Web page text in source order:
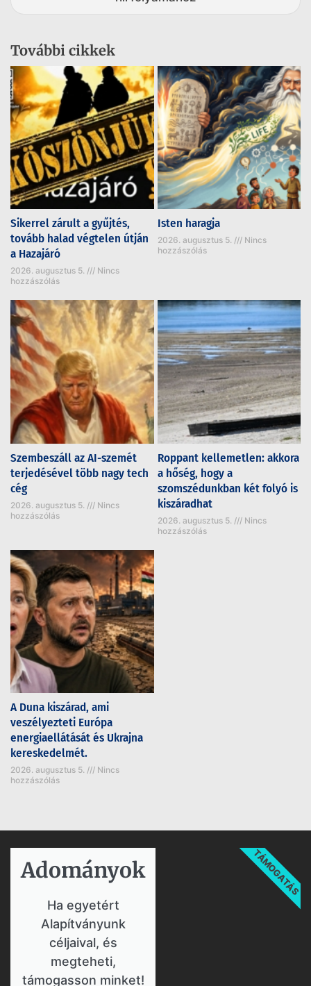
További cikkek
Sikerrel zárult a gyűjtés,
tovább halad végtelen útján
a Hazajáró
2026. augusztus 5.
Nincs
hozzászólás
Isten haragja
2026. augusztus 5.
Nincs
hozzászólás
Szembeszáll az AI-szemét
terjedésével több nagy tech
cég
2026. augusztus 5.
Nincs
hozzászólás
Roppant kellemetlen: akkora
a hőség, hogy a
szomszédunkban két folyó is
kiszáradhat
2026. augusztus 5.
Nincs
hozzászólás
A Duna kiszárad, ami
veszélyezteti Európa
energiaellátását és Ukrajna
kereskedelmét.
2026. augusztus 5.
Nincs
hozzászólás
Adományok​
Ha egyetért
Alapítványunk
céljaival, és
megteheti,
támogasson minket!
TÁMOGATÁS